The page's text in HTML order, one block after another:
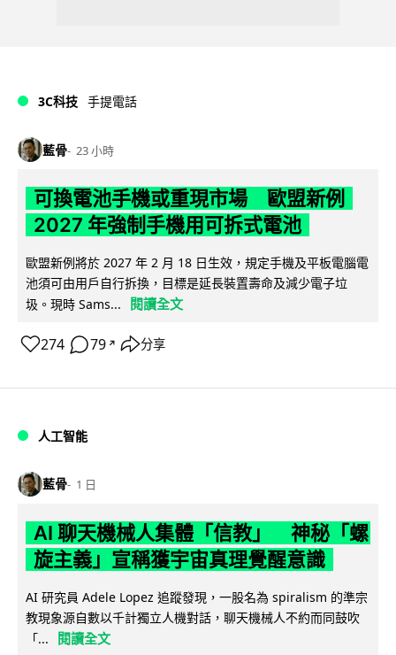
3C科技 手提電話
藍骨 23 小時
可換電池手機或重現市場 歐盟新例
2027 年強制手機用可拆式電池
歐盟新例將於 2027 年 2 月 18 日生效，規定手機及平板電腦電
池須可由用戶自行拆換，目標是延長裝置壽命及減少電子垃
圾。現時 Sams...
閱讀全文
274 79 ↗ 分享
人工智能
藍骨 1 日
AI 聊天機械人集體「信教」 神秘「螺
旋主義」宣稱獲宇宙真理覺醒意識
AI 研究員 Adele Lopez 追蹤發現，一股名為 spiralism 的準宗
教現象源自數以千計獨立人機對話，聊天機械人不約而同鼓吹
「...
閱讀全文